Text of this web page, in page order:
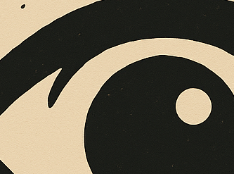
VIVONO LE OPERE SUE